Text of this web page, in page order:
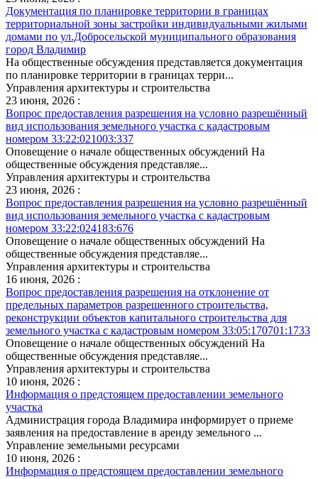
Документация по планировке территории в границах
территориальной зоны застройки индивидуальными жилыми
домами по ул.Добросельской муниципального образования
город Владимир
На общественные обсуждения представляется документация
по планировке территории в границах терри...
Управления архитектуры и строительства
23 июня, 2026 :
Вопрос предоставления разрешения на условно разрешённый
вид использования земельного участка с кадастровым
номером 33:22:021003:337
Оповещение о начале общественных обсуждений На
общественные обсуждения представляе...
Управления архитектуры и строительства
23 июня, 2026 :
Вопрос предоставления разрешения на условно разрешённый
вид использования земельного участка с кадастровым
номером 33:22:024183:676
Оповещение о начале общественных обсуждений На
общественные обсуждения представляе...
Управления архитектуры и строительства
16 июня, 2026 :
Вопрос предоставления разрешения на отклонение от
предельных параметров разрешенного строительства,
реконструкции объектов капитального строительства для
земельного участка с кадастровым номером 33:05:170701:1733
Оповещение о начале общественных обсуждений На
общественные обсуждения представляе...
Управления архитектуры и строительства
10 июня, 2026 :
Информация о предстоящем предоставлении земельного
участка
Администрация города Владимира информирует о приеме
заявления на предоставление в аренду земельного ...
Управление земельными ресурсами
10 июня, 2026 :
Информация о предстоящем предоставлении земельного